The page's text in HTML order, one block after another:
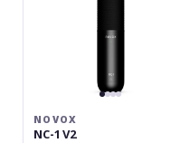
NOVOX
NC-1 V2